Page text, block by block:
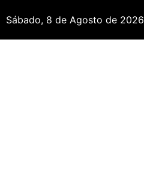
Sábado, 8 de Agosto de 2026